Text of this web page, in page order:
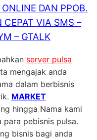
DAN PPOB.
VIA SMS –
– GTALK
server pulsa
mengajak anda
dalam berbisnis
MARKET
hingga Nama kami
pebisnis pulsa.
bisnis bagi anda